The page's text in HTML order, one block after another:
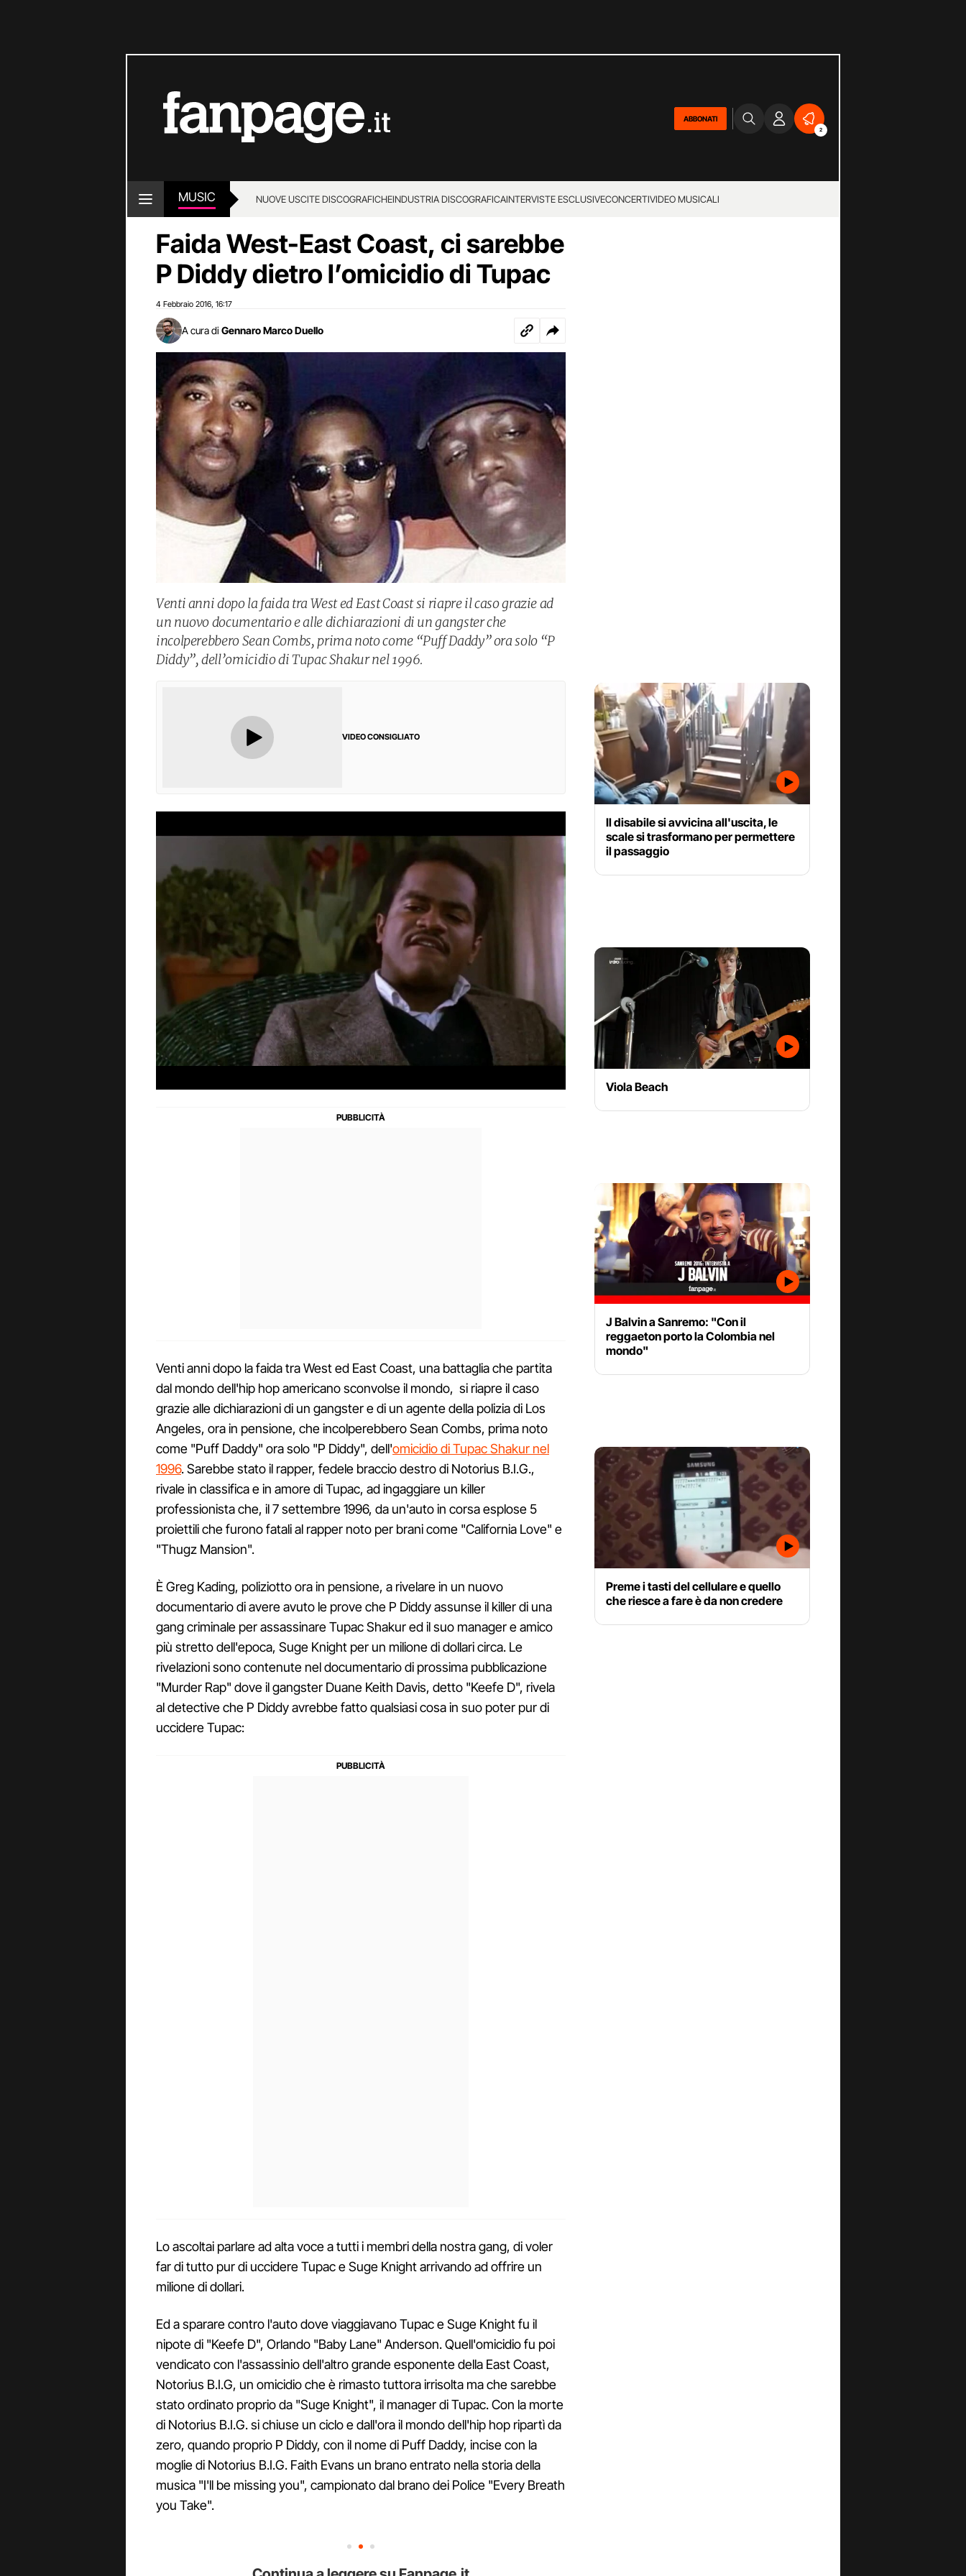
ABBONATI
2
MUSIC NUOVE USCITE DISCOGRAFICHEINDUSTRIA DISCOGRAFICAINTERVISTE ESCLUSIVECONCERTIVIDEO MUSICALI
Faida West-East Coast, ci sarebbe
P Diddy dietro l’omicidio di Tupac
4 Febbraio 2016 16:17
A cura di Gennaro Marco Duello
Venti anni dopo la faida tra West ed East Coast si riapre il caso grazie ad
un nuovo documentario e alle dichiarazioni di un gangster che
incolperebbero Sean Combs, prima noto come “Puff Daddy” ora solo “P
Diddy”, dell’omicidio di Tupac Shakur nel 1996.
VIDEO CONSIGLIATO
Venti anni dopo la faida tra West ed East Coast, una battaglia che partita
dal mondo dell'hip hop americano sconvolse il mondo, si riapre il caso
grazie alle dichiarazioni di un gangster e di un agente della polizia di Los
Angeles, ora in pensione, che incolperebbero Sean Combs, prima noto
come "Puff Daddy" ora solo "P Diddy", dell'omicidio di Tupac Shakur nel
1996. Sarebbe stato il rapper, fedele braccio destro di Notorius B.I.G.,
rivale in classifica e in amore di Tupac, ad ingaggiare un killer
professionista che, il 7 settembre 1996, da un'auto in corsa esplose 5
proiettili che furono fatali al rapper noto per brani come "California Love" e
"Thugz Mansion".
È Greg Kading, poliziotto ora in pensione, a rivelare in un nuovo
documentario di avere avuto le prove che P Diddy assunse il killer di una
gang criminale per assassinare Tupac Shakur ed il suo manager e amico
più stretto dell'epoca, Suge Knight per un milione di dollari circa. Le
rivelazioni sono contenute nel documentario di prossima pubblicazione
"Murder Rap" dove il gangster Duane Keith Davis, detto "Keefe D", rivela
al detective che P Diddy avrebbe fatto qualsiasi cosa in suo poter pur di
uccidere Tupac:
Lo ascoltai parlare ad alta voce a tutti i membri della nostra gang, di voler
far di tutto pur di uccidere Tupac e Suge Knight arrivando ad offrire un
milione di dollari.
Ed a sparare contro l'auto dove viaggiavano Tupac e Suge Knight fu il
nipote di "Keefe D", Orlando "Baby Lane" Anderson. Quell'omicidio fu poi
vendicato con l'assassinio dell'altro grande esponente della East Coast,
Notorius B.I.G, un omicidio che è rimasto tuttora irrisolta ma che sarebbe
stato ordinato proprio da "Suge Knight", il manager di Tupac. Con la morte
di Notorius B.I.G. si chiuse un ciclo e dall'ora il mondo dell'hip hop ripartì da
zero, quando proprio P Diddy, con il nome di Puff Daddy, incise con la
moglie di Notorius B.I.G. Faith Evans un brano entrato nella storia della
musica "I'll be missing you", campionato dal brano dei Police "Every Breath
you Take".
Il disabile si avvicina all'uscita, le
scale si trasformano per permettere
il passaggio
Viola Beach
J Balvin a Sanremo: "Con il
reggaeton porto la Colombia nel
mondo"
Preme i tasti del cellulare e quello
che riesce a fare è da non credere